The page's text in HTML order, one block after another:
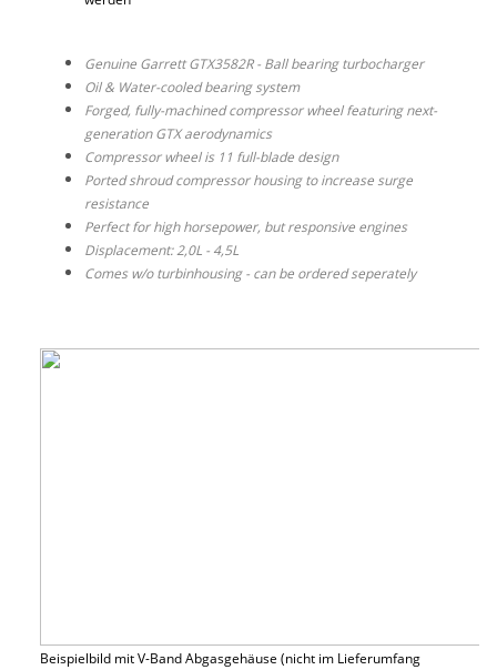
Genuine Garrett GTX3582R - Ball bearing turbocharger
Oil & Water-cooled bearing system
Forged, fully-machined compressor wheel featuring next-
generation GTX aerodynamics
Compressor wheel is 11 full-blade design
Ported shroud compressor housing to increase surge
resistance
Perfect for high horsepower, but responsive engines
Displacement: 2,0L - 4,5L
Comes w/o turbinhousing - can be ordered seperately
Beispielbild mit V-Band Abgasgehäuse (nicht im Lieferumfang